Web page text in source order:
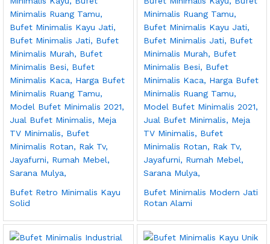
Bufet Retro Minimalis Kayu
Solid
Bufet Minimalis Modern Jati
Rotan Alami